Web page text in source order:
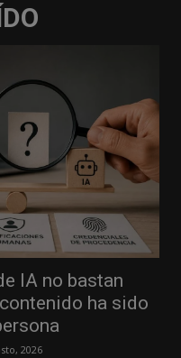
IA no bastan
ha sido
2026